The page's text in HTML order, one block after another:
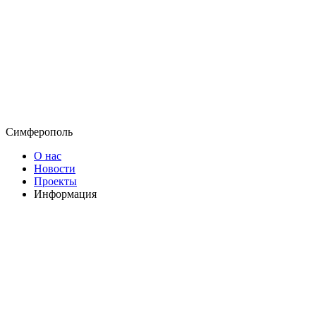
Симферополь
О нас
Новости
Проекты
Информация